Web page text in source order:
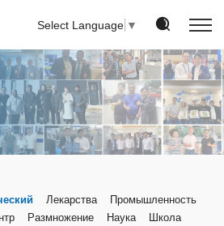
Select Language ▼
Лекарства
Промышленность
Размножение Наука
Школа